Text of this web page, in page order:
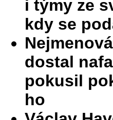
i týmy ze
kdy se
dostal
pokusil
ho